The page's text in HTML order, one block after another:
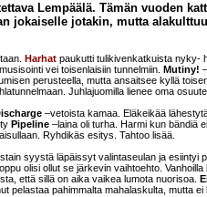
Lempäälä. Tämän vuoden
jokaiselle jotakin, mutta
Harhat paukutti tulikivenkatkuista nyky-
vei toisenlaisiin tunnelmiin. Mutiny!
perusteella, mutta ansaitsee kyllä
Juhlajuomilla lienee oma
–vetoista kamaa. Eläkeikää
Pipeline –laina oli turha. Harmi kun bändiä
Ryhdikäs esitys. Tahtoo lisää.
syystä läpäissyt valintaseulan ja esiintyi
olisi ollut se järkevin vaihtoehto.
että sillä on aika vaikea lumota nuorisoa.
pelastaa pahimmalta mahalaskulta, mutta ei